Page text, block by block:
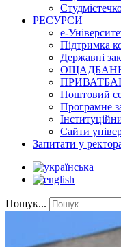
РЕСУРСИ
е-
Підтримка
Державні
ОЩАДБАНК
Поштовий
Програмне
Сайти
Запитати у
Пошук...